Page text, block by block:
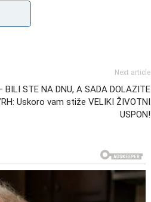
energija postaće jača, sigurnija i
To može biti povezano
život.
da ništa kroz šta su prošli
Sve ono što su izgubili
Next article
BILI STE NA DNU, A SADA DOLAZITE
Uskoro vam stiže VELIKI ŽIVOTNI
USPON!